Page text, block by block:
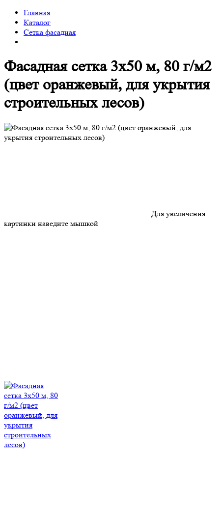
Главная
Каталог
Сетка фасадная
Фасадная сетка 3x50 м, 80 г/м2
(цвет оранжевый, для укрытия
строительных лесов)
Для увеличения
картинки наведите мышкой